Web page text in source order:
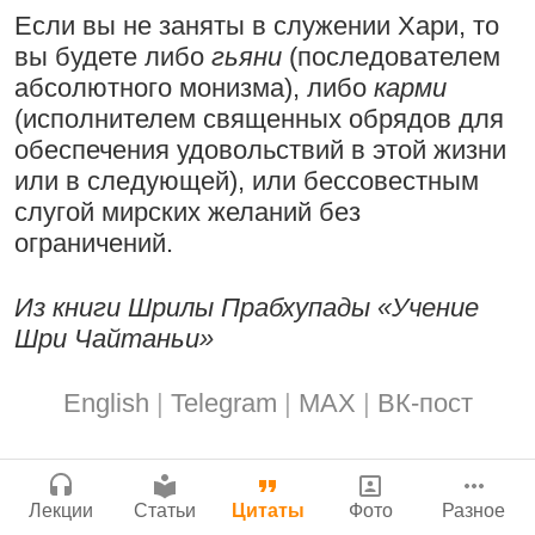
Бог, наука и атеизм, часть 2: Хвала
слушателям!
9:25 |17 июля 2024|
Атланта, Джорджия, США
Поклоняться Бхактивиноду Тхакуру,
исполняя его бхаджаны
1:14:02
12 сентября
2008|Бойсе, Айдахо, США
служений
1:05:35 | 7 сентября 2008|
Мы теряем нормальную жизнь и слава
Богу!
29 июля 2026 Васух
Вишну-сахасра-нама
Богатство, которое не спрятать в
сундук
28 июля 2026
Где живет Верховная Личность Бога?
Каков адрес Вишну?
Если вы не заняты в служении Хари, то
вы будете либо гьяни (последователем
абсолютного монизма), либо карми
(исполнителем священных обрядов для
обеспечения удовольствий в этой жизни
или в следующей), или бессовестным
слугой мирских желаний без
ограничений.
Из книги Шрилы Прабхупады «Учение
Шри Чайтаньи»
English | Telegram | MAX | ВК-пост
Сайт
Войти| Регистрация|История версий
Инструкция
Лекции Статьи Цитаты Фото Разное